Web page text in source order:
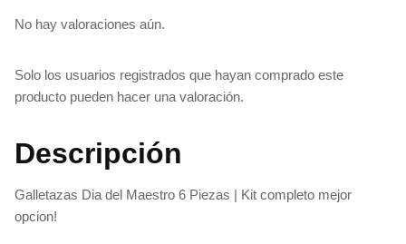
No hay valoraciones aún.
Solo los usuarios registrados que hayan comprado este
producto pueden hacer una valoración.
Descripción
Galletazas Dia del Maestro 6 Piezas | Kit completo mejor
opcion!